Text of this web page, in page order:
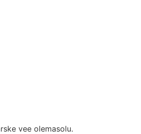
vee olemasolu.